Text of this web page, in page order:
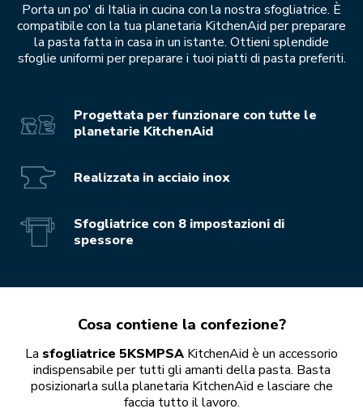
Porta un po' di Italia in cucina con la nostra sfogliatrice. È
compatibile con la tua planetaria KitchenAid per preparare
la pasta fatta in casa in un istante. Ottieni splendide
sfoglie uniformi per preparare i tuoi piatti di pasta preferiti.
Progettata per funzionare con tutte le
planetarie KitchenAid
Realizzata in acciaio inox
Sfogliatrice con 8 impostazioni di
spessore
Cosa contiene la confezione?
La sfogliatrice 5KSMPSA KitchenAid è un accessorio
indispensabile per tutti gli amanti della pasta. Basta
posizionarla sulla planetaria KitchenAid e lasciare che
faccia tutto il lavoro.